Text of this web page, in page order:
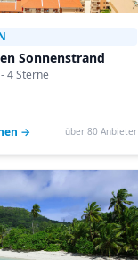
Sonnenstrand
4 Sterne
→
über 80 Anbieter